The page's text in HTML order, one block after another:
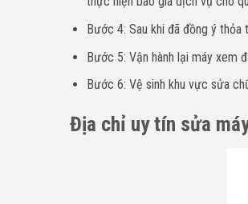
Bước 4: Sau khi đã đồng ý thỏa
Bước 5: Vận hành lại máy xem
Bước 6: Vệ sinh khu vực sửa
Địa chỉ uy tín sửa